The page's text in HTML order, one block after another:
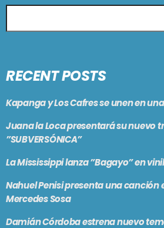
RECENT POSTS
Kapanga y Los Cafres se unen en
Juana la Loca presentará su nuevo
”SUBVERSÓNICA”
La Mississippi lanza ”Bagayo” en
Nahuel Penisi presenta una canción
Mercedes Sosa
Damián Córdoba estrena nuevo